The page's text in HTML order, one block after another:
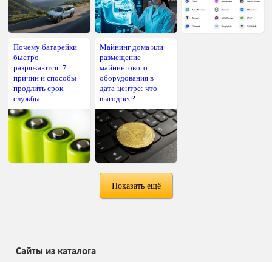
Почему батарейки
быстро
разряжаются: 7
причин и способы
продлить срок
службы
Майнинг дома или
размещение
майнингового
оборудования в
дата-центре: что
выгоднее?
Показать ещё
Сайты из каталога